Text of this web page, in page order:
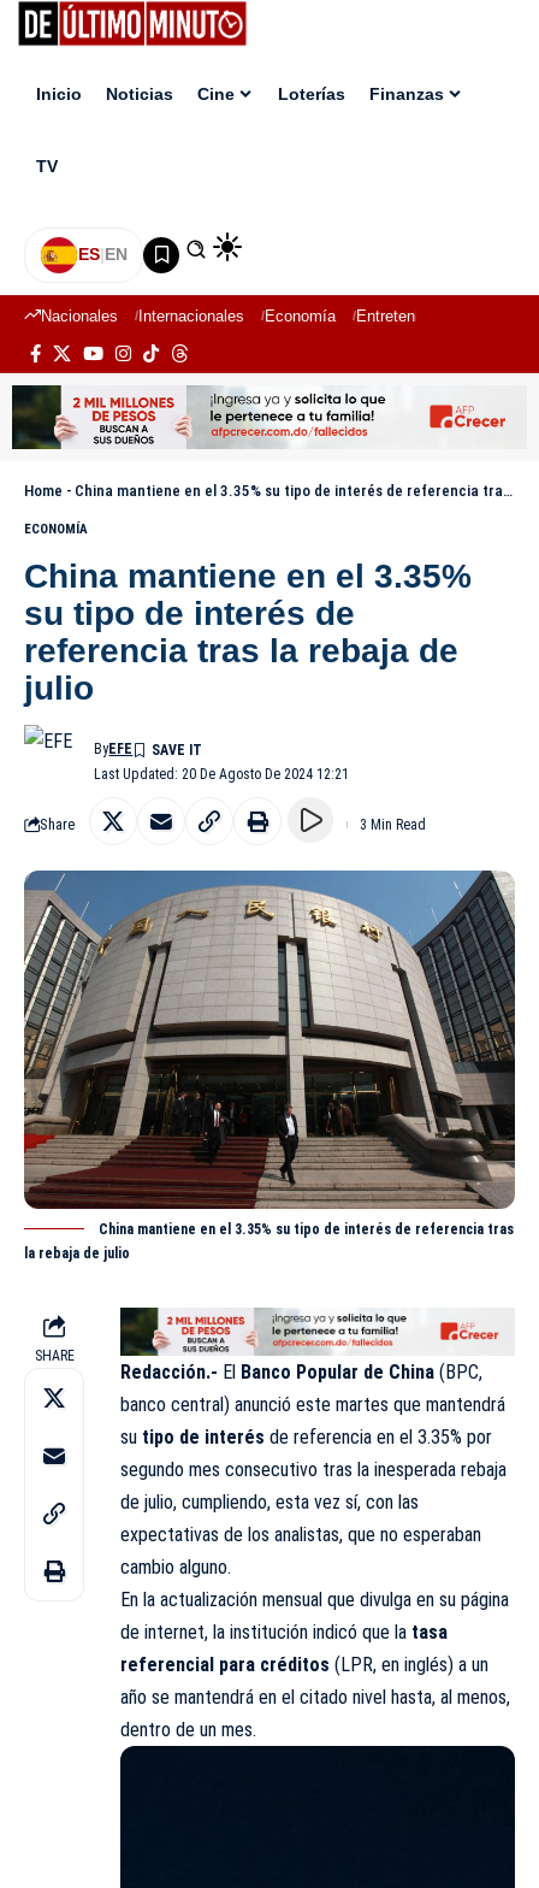
Inicio Noticias Cine Loterías Finanzas
TV
ES|EN
Nacionales Internacionales Economía Entretenimiento
Home - China mantiene en el 3.35% su tipo de interés de referencia tras la rebaja de julio
ECONOMÍA
China mantiene en el 3.35%
su tipo de interés de
referencia tras la rebaja de
julio
Last Updated: 20 De Agosto De 2024 12:21
ByEFE
Share 3 Min Read
China mantiene en el 3.35% su tipo de interés de referencia tras
la rebaja de julio
SHARE
Redacción.- El Banco Popular de China (BPC,
banco central) anunció este martes que mantendrá
su tipo de interés de referencia en el 3.35% por
segundo mes consecutivo tras la inesperada rebaja
de julio, cumpliendo, esta vez sí, con las
expectativas de los analistas, que no esperaban
cambio alguno.
En la actualización mensual que divulga en su página
de internet, la institución indicó que la tasa
referencial para créditos (LPR, en inglés) a un
año se mantendrá en el citado nivel hasta, al menos,
dentro de un mes.